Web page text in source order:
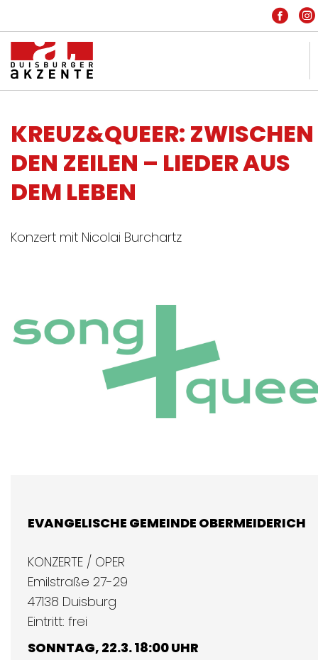
IMPRESSUM
DATENSCHUTZ
HOME
KREUZ&QUEER: ZWISCHEN
DEN ZEILEN – LIEDER AUS
DEM LEBEN
Konzert mit Nicolai Burchartz
EVANGELISCHE GEMEINDE OBERMEIDERICH
KONZERTE / OPER
Emilstraße 27-29
47138 Duisburg
Eintritt: frei
SONNTAG, 22.3. 18:00 UHR